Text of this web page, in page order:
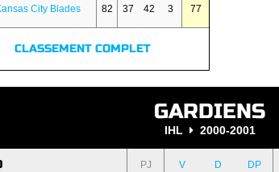
City Blades 82 37 42 3 77
CLASSEMENT COMPLET
GARDIENS
IHL 2000-2001
PJ V D DP